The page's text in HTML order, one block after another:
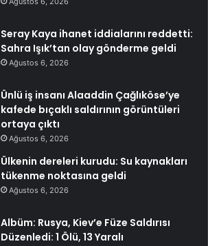
Seray Kaya ihanet iddialarını reddetti:
Sahra Işık’tan olay gönderme geldi
Ağustos 6, 2026
Ünlü iş insanı Alaaddin Çağlıköse’ye
kafede bıçaklı saldırının görüntüleri
ortaya çıktı
Ağustos 6, 2026
Ülkenin dereleri kurudu: Su kaynakları
tükenme noktasına geldi
Ağustos 6, 2026
Albüm: Rusya, Kiev’e Füze Saldırısı
Düzenledi: 1 Ölü, 13 Yaralı